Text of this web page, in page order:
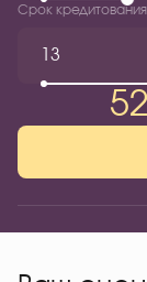
Срок кредитования